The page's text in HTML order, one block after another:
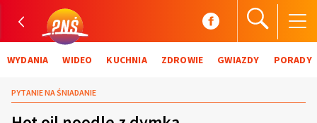
WYDANIA WIDEO KUCHNIA ZDROWIE GWIAZDY PORADY
PYTANIE NA ŚNIADANIE